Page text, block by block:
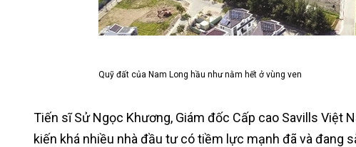
Quỹ đất của Nam Long hầu như nằm hết ở vùng ven
Tiến sĩ Sử Ngọc Khương, Giám đốc Cấp cao Savills Việt
kiến khá nhiều nhà đầu tư có tiềm lực mạnh đã và đang